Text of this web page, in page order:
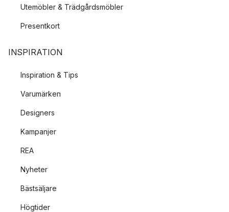
Utemöbler & Trädgårdsmöbler
Presentkort
INSPIRATION
Inspiration & Tips
Varumärken
Designers
Kampanjer
REA
Nyheter
Bästsäljare
Högtider